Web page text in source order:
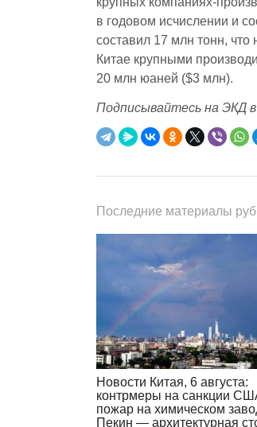
в годовом исчислении и
составил 17 млн тонн,
Китае крупными
20 млн юаней ($3 млн).
Подписывайтесь на ЭКД в
Последние материалы
Новости Китая, 6 августа:
контрмеры на санкции
пожар на химическом
Пекин — архитектурная